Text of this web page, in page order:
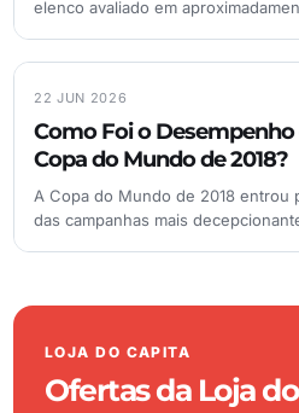
elenco avaliado em
22 JUN 2026
Como Foi o
Copa do Mundo de 2018?
A Copa do Mundo de 2018 entrou
das campanhas mais
LOJA DO CAPITA
Ofertas da Loja